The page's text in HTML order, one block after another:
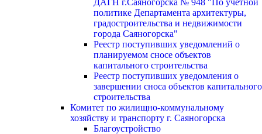
ДАГН г.Саяногорска № 948 "По учетной
политике Департамента архитектуры,
градостроительства и недвижимости
города Саяногорска"
Реестр поступивших уведомлений о
планируемом сносе объектов
капитального строительства
Реестр поступивших уведомления о
завершении сноса объектов капитального
строительства
Комитет по жилищно-коммунальному
хозяйству и транспорту г. Саяногорска
Благоустройство